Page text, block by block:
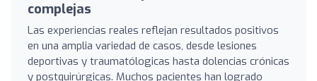
complejas
Las experiencias reales reflejan resultados positivos
en una amplia variedad de casos, desde lesiones
deportivas y traumatólogicas hasta dolencias crónicas
y postquirúrgicas. Muchos pacientes han logrado